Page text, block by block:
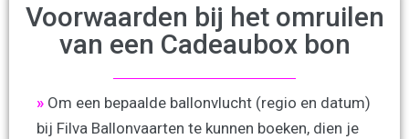
Voorwaarden bij het omruilen
van een Cadeaubox bon
» Om een bepaalde ballonvlucht (regio en datum)
bij Filva Ballonvaarten te kunnen boeken, dien je